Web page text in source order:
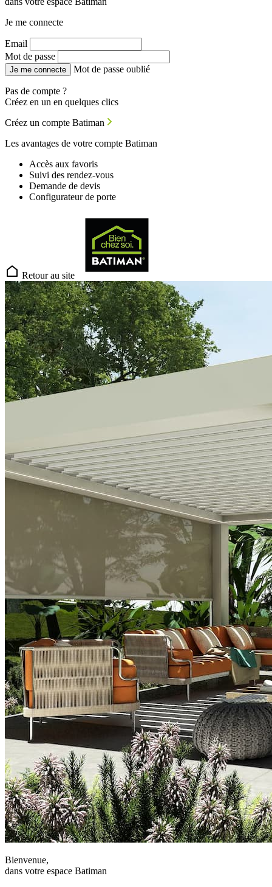
Je me connecte
Email
Mot de passe
Je me connecte Mot de passe oublié
Pas de compte ?
Créez en un en quelques clics
Créez un compte Batiman
Les avantages de votre compte Batiman
Accès aux favoris
Suivi des rendez-vous
Demande de devis
Configurateur de porte
Retour au site
Bienvenue,
dans votre espace Batiman